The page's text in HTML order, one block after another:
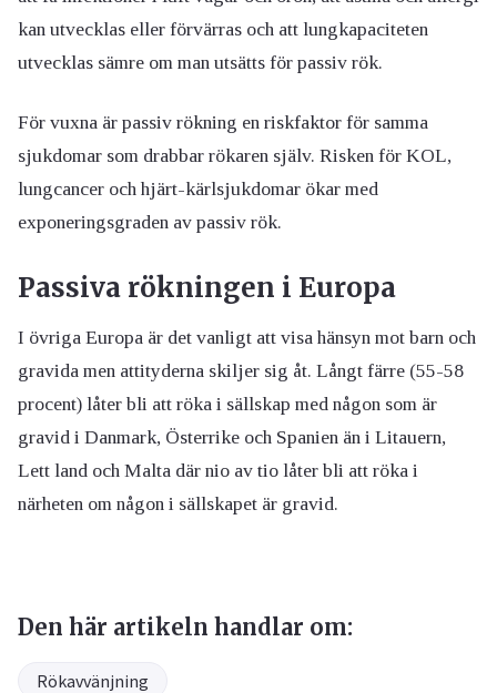
kan utvecklas eller förvärras och att lungkapaciteten
utvecklas sämre om man utsätts för passiv rök.
För vuxna är passiv rökning en riskfaktor för samma
sjukdomar som drabbar rökaren själv. Risken för KOL,
lungcancer och hjärt-kärlsjukdomar ökar med
exponeringsgraden av passiv rök.
Passiva rökningen i Europa
I övriga Europa är det vanligt att visa hänsyn mot barn och
gravida men attityderna skiljer sig åt. Långt färre (55-58
procent) låter bli att röka i sällskap med någon som är
gravid i Danmark, Österrike och Spanien än i Litauern,
Lett land och Malta där nio av tio låter bli att röka i
närheten om någon i sällskapet är gravid.
Den här artikeln handlar om:
Rökavvänjning